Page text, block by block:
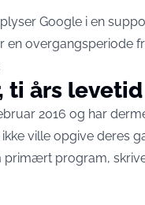
Google i en
en overgangsperiode
ti års levetid
2016 og har
ville opgive deres
primært program,